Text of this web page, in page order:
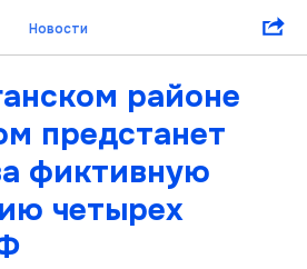
Новости
районе
предстанет
фиктивную
четырех